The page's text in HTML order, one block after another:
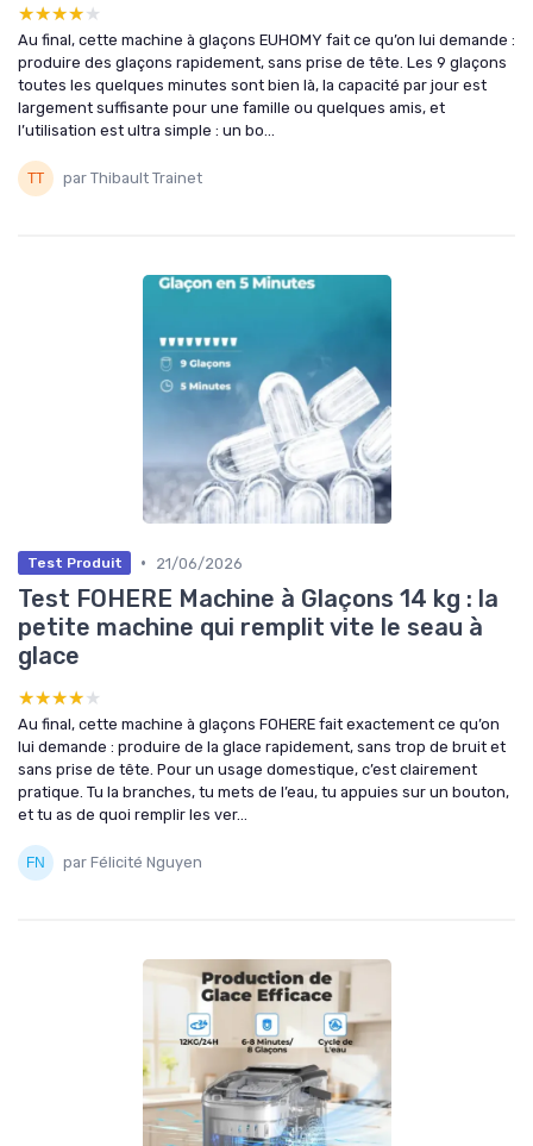
★★★★★
★★★★★
Au final, cette machine à glaçons EUHOMY fait ce qu’on lui demande :
produire des glaçons rapidement, sans prise de tête. Les 9 glaçons
toutes les quelques minutes sont bien là, la capacité par jour est
largement suffisante pour une famille ou quelques amis, et
l’utilisation est ultra simple : un bo...
par Thibault Trainet
Test Produit • 21/06/2026
Test FOHERE Machine à Glaçons 14 kg : la
petite machine qui remplit vite le seau à
glace
★★★★★
★★★★★
Au final, cette machine à glaçons FOHERE fait exactement ce qu’on
lui demande : produire de la glace rapidement, sans trop de bruit et
sans prise de tête. Pour un usage domestique, c’est clairement
pratique. Tu la branches, tu mets de l’eau, tu appuies sur un bouton,
et tu as de quoi remplir les ver...
par Félicité Nguyen